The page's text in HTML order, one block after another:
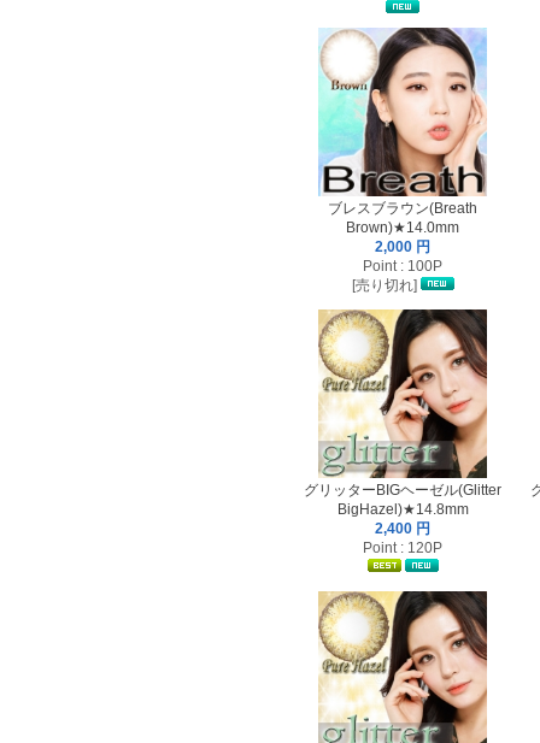
ブレスブラウン(Breath
Brown)★14.0mm
2,000 円
Point : 100P
[売り切れ]
グリッターBIGヘーゼル(Glitter
BigHazel)★14.8mm
2,400 円
Point : 120P